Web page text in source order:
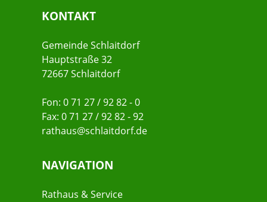
KONTAKT
Gemeinde Schlaitdorf
Hauptstraße 32
72667 Schlaitdorf
Fon: 0 71 27 / 92 82 - 0
Fax: 0 71 27 / 92 82 - 92
rathaus@schlaitdorf.de
NAVIGATION
Rathaus & Service